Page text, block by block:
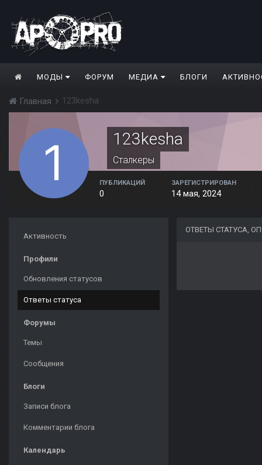
МОДЫ ФОРУМ МЕДИА БЛОГИ
Главная 123kesha
123kesha
Сталкеры
ПУБЛИКАЦИЙ
0
ЗАРЕГИСТРИРОВАН
14 мая, 2024
Активность
Профили
Обновления статусов
Ответы статуса
Форумы
Темы
Сообщения
Блоги
Записи блога
Комментарии блога
Календарь
ОТВЕТЫ СТАТУСА,